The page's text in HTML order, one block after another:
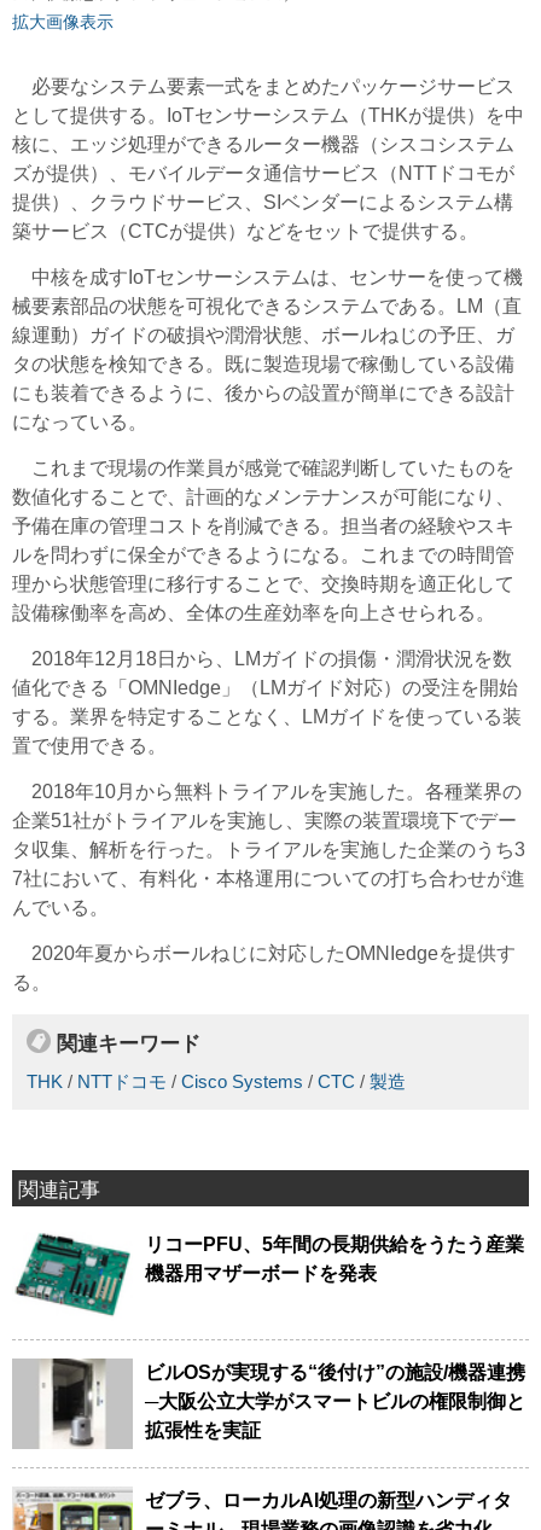
拡大画像表示
必要なシステム要素一式をまとめたパッケージサービス
として提供する。IoTセンサーシステム（THKが提供）を中
核に、エッジ処理ができるルーター機器（シスコシステム
ズが提供）、モバイルデータ通信サービス（NTTドコモが
提供）、クラウドサービス、SIベンダーによるシステム構
築サービス（CTCが提供）などをセットで提供する。
中核を成すIoTセンサーシステムは、センサーを使って機
械要素部品の状態を可視化できるシステムである。LM（直
線運動）ガイドの破損や潤滑状態、ボールねじの予圧、ガ
タの状態を検知できる。既に製造現場で稼働している設備
にも装着できるように、後からの設置が簡単にできる設計
になっている。
これまで現場の作業員が感覚で確認判断していたものを
数値化することで、計画的なメンテナンスが可能になり、
予備在庫の管理コストを削減できる。担当者の経験やスキ
ルを問わずに保全ができるようになる。これまでの時間管
理から状態管理に移行することで、交換時期を適正化して
設備稼働率を高め、全体の生産効率を向上させられる。
2018年12月18日から、LMガイドの損傷・潤滑状況を数
値化できる「OMNIedge」（LMガイド対応）の受注を開始
する。業界を特定することなく、LMガイドを使っている装
置で使用できる。
2018年10月から無料 トライアルを実施した。各種業界の
企業51社がトライアルを実施し、実際の装置環境下でデー
タ収集、解析を行った。トライアルを実施した企業のうち3
7社において、有料化・本格運用についての打ち合わせが進
んでいる。
2020年夏からボールねじに対応したOMNIedgeを提供す
る。
関連キーワード
THK / NTTドコモ / Cisco Systems / CTC / 製造
関連記事
リコーPFU、5年間の長期供給をうたう産業
機器用マザーボードを発表
ビルOSが実現する“後付け”の施設/機器連携
─大阪公立大学がスマートビルの権限制御と
拡張性を実証
ゼブラ、ローカルAI処理の新型ハンディタ